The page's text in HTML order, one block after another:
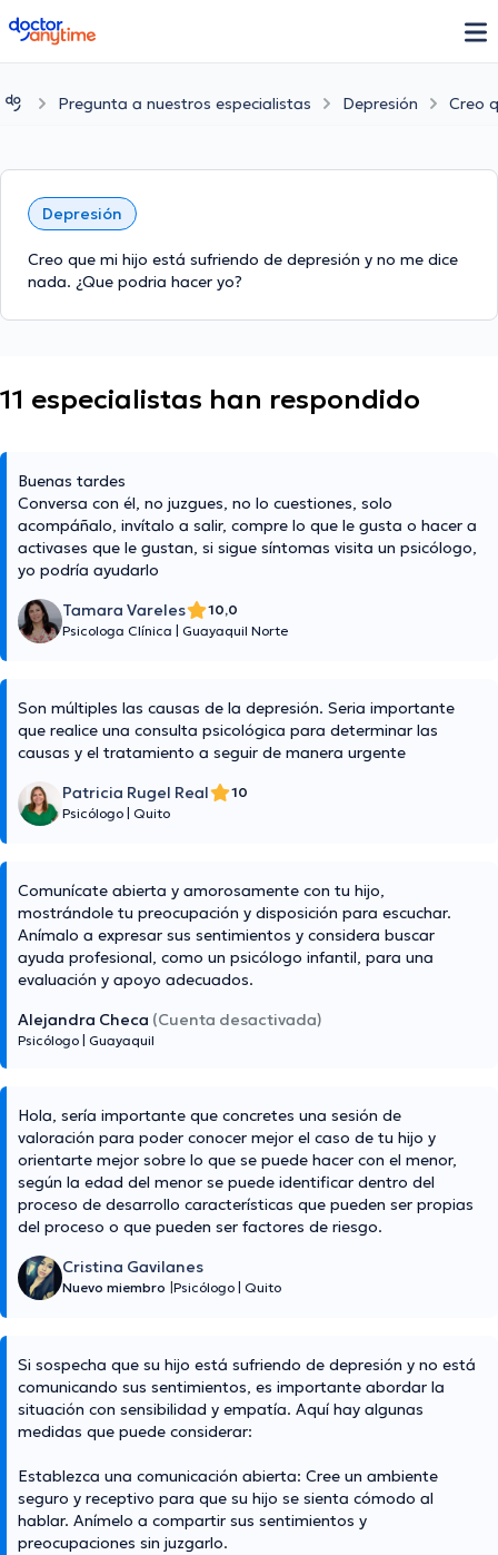
doctoranytime
Pregunta a nuestros especialistas Depresión Creo
Depresión
Creo que mi hijo está sufriendo de depresión y no me dice
nada. ¿Que podria hacer yo?
11 especialistas han respondido
Buenas tardes
Conversa con él, no juzgues, no lo cuestiones, solo
acompáñalo, invítalo a salir, compre lo que le gusta o hacer a
activases que le gustan, si sigue síntomas visita un psicólogo,
yo podría ayudarlo
Tamara Vareles
10,0
Psicologa Clínica
Guayaquil Norte
Son múltiples las causas de la depresión. Seria importante
que realice una consulta psicológica para determinar las
causas y el tratamiento a seguir de manera urgente
Patricia Rugel Real
10
Psicólogo Quito
Comunícate abierta y amorosamente con tu hijo,
mostrándole tu preocupación y disposición para escuchar.
Anímalo a expresar sus sentimientos y considera buscar
ayuda profesional, como un psicólogo infantil, para una
evaluación y apoyo adecuados.
Alejandra Checa (Cuenta desactivada)
Psicólogo Guayaquil
Hola, sería importante que concretes una sesión de
valoración para poder conocer mejor el caso de tu hijo y
orientarte mejor sobre lo que se puede hacer con el menor,
según la edad del menor se puede identificar dentro del
proceso de desarrollo características que pueden ser propias
del proceso o que pueden ser factores de riesgo.
Cristina Gavilanes
Nuevo miembro Psicólogo Quito
Si sospecha que su hijo está sufriendo de depresión y no está
comunicando sus sentimientos, es importante abordar la
situación con sensibilidad y empatía. Aquí hay algunas
medidas que puede considerar:
Establezca una comunicación abierta: Cree un ambiente
seguro y receptivo para que su hijo se sienta cómodo al
hablar. Anímelo a compartir sus sentimientos y
preocupaciones sin juzgarlo.